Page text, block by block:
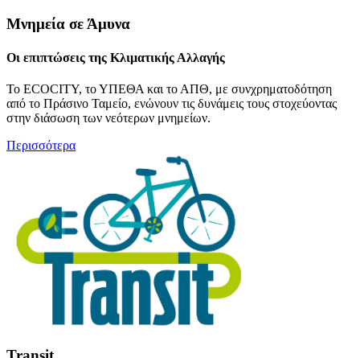
Μνημεία σε Άμυνα
Οι επιπτώσεις της Κλιματικής Αλλαγής
Το ECOCITY, το ΥΠΕΘΑ και το ΑΠΘ, με συνχρηματοδότηση
από το Πράσινο Ταμείο, ενώνουν τις δυνάμεις τους στοχεύοντας
στην διάσωση των νεότερων μνημείων.
Περισσότερα